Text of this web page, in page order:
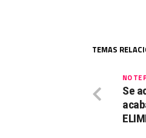
TEMAS
NO TE
Se